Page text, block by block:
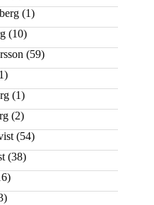
(1)
(10)
(59)
(1)
(2)
(54)
(38)